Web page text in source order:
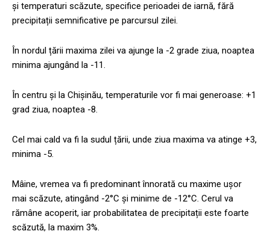
și temperaturi scăzute, specifice perioadei de iarnă, fără
precipitații semnificative pe parcursul zilei.
În nordul țării maxima zilei va ajunge la -2 grade ziua, noaptea
minima ajungând la -11.
În centru și la Chișinău, temperaturile vor fi mai generoase: +1
grad ziua, noaptea -8.
Cel mai cald va fi la sudul țării, unde ziua maxima va atinge +3,
minima -5.
Mâine, vremea va fi predominant înnorată cu maxime ușor
mai scăzute, atingând -2°C și minime de -12°C. Cerul va
rămâne acoperit, iar probabilitatea de precipitații este foarte
scăzută, la maxim 3%.